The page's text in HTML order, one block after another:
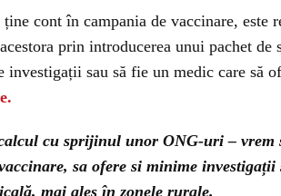
cont în campania de vaccinare, este
prin introducerea unui pachet de
sau să fie un medic care să
cu sprijinul unor ONG-uri – vrem
sa ofere si minime investigații
mai ales în zonele rurale.